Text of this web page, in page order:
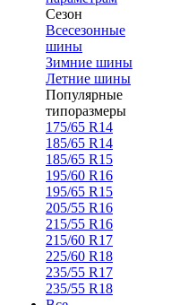
Сезон
Всесезонные
шины
Зимние шины
Летние шины
Популярные
типоразмеры
175/65 R14
185/65 R14
185/65 R15
195/60 R16
195/65 R15
205/55 R16
215/55 R16
215/60 R17
225/60 R18
235/55 R17
235/55 R18